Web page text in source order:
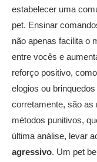
estabelecer uma
pet. Ensinar
não apenas facilita o
entre vocês e
reforço positivo,
elogios ou
corretamente, são as
métodos punitivos,
última análise, levar
agressivo. Um pet